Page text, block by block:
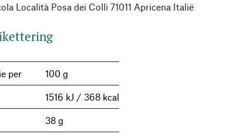
Località Posa dei Colli 71011 Apricena Italië
per 100 g
1516 kJ / 368 kcal
38 g